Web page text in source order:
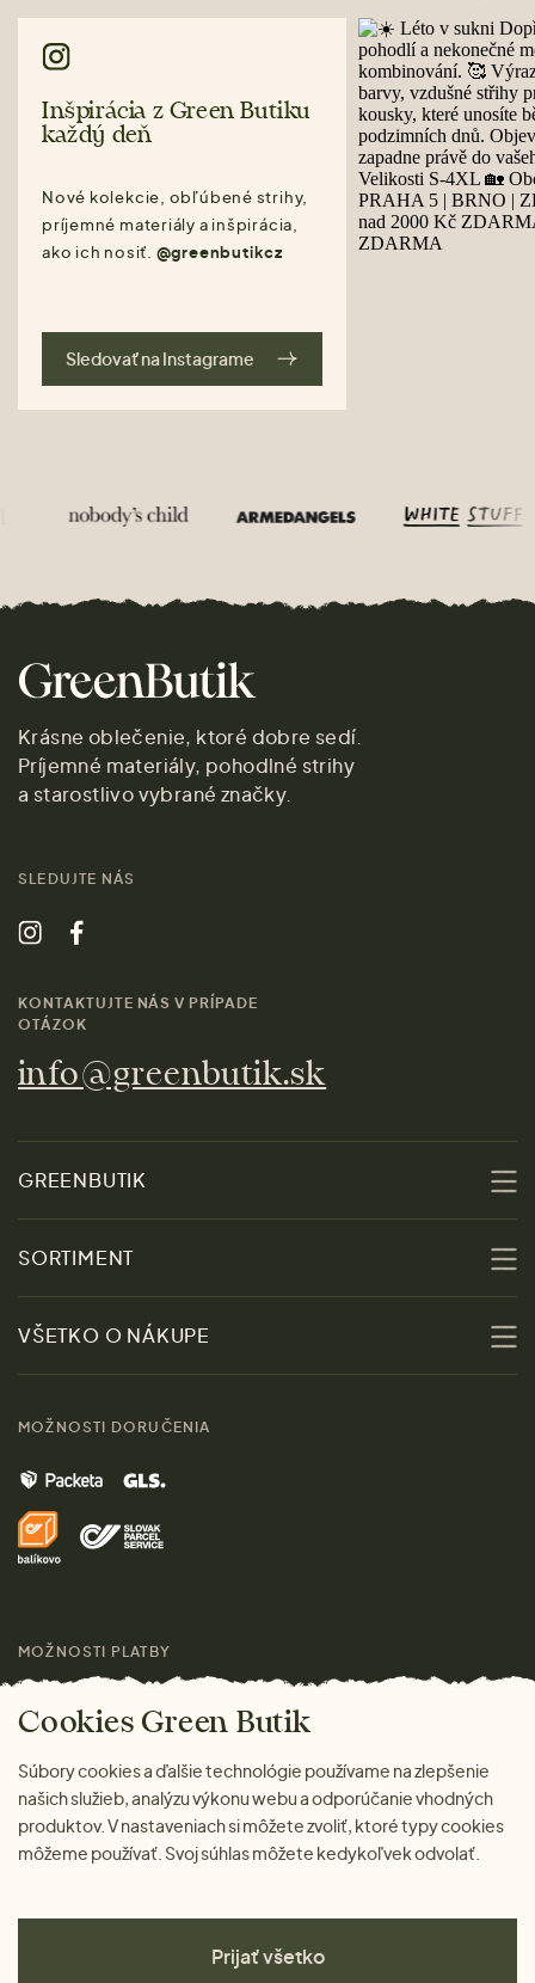
Inšpirácia z Green Butiku
každý deň
Nové kolekcie, obľúbené strihy,
príjemné materiály a inšpirácia,
ako ich nosiť. @greenbutikcz
Sledovať na Instagrame
Krásne oblečenie, ktoré dobre sedí.
Príjemné materiály, pohodlné strihy
a starostlivo vybrané značky.
SLEDUJTE NÁS
KONTAKTUJTE NÁS V PRÍPADE
OTÁZOK
info@greenbutik.sk
GREENBUTIK
O nás
Udržateľnosť
Kontakt
Značky
Pre médiá
SORTIMENT
Zľavy
Ženy
Muži
Darčeky
VŠETKO O NÁKUPE
Doprava a platba
MOŽNOSTI DORUČENIA
MOŽNOSTI PLATBY
Cookies Green Butik
Súbory cookies a ďalšie technológie používame na zlepšenie
našich služieb, analýzu výkonu webu a odporúčanie vhodných
produktov. V nastaveniach si môžete zvoliť, ktoré typy cookies
môžeme používať. Svoj súhlas môžete kedykoľvek odvolať.
Prijať všetko